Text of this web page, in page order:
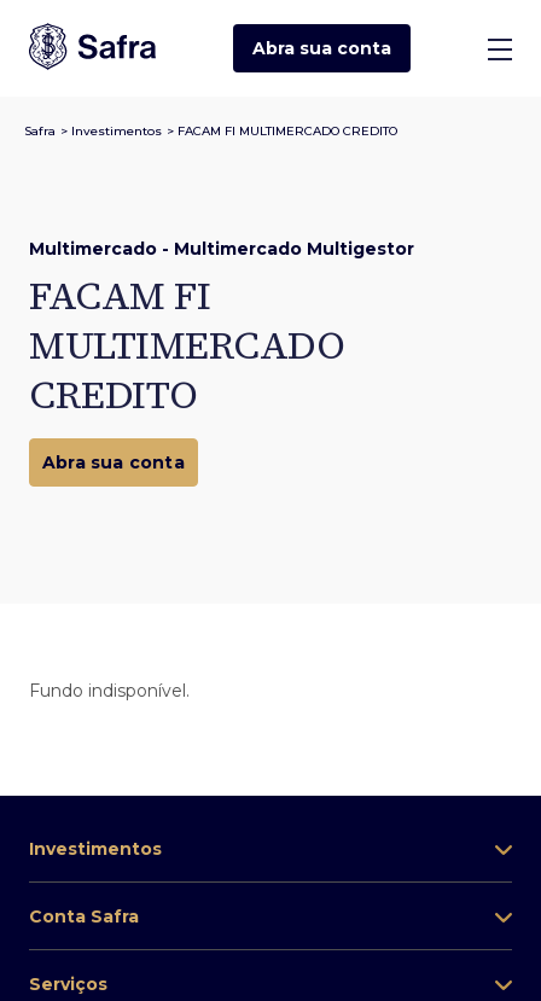
Abra sua conta
Safra > Investimentos > FACAM FI MULTIMERCADO CREDITO
Multimercado - Multimercado Multigestor
FACAM FI
MULTIMERCADO
CREDITO
Abra sua conta
Fundo indisponível.
Investimentos
Conta Safra
Serviços